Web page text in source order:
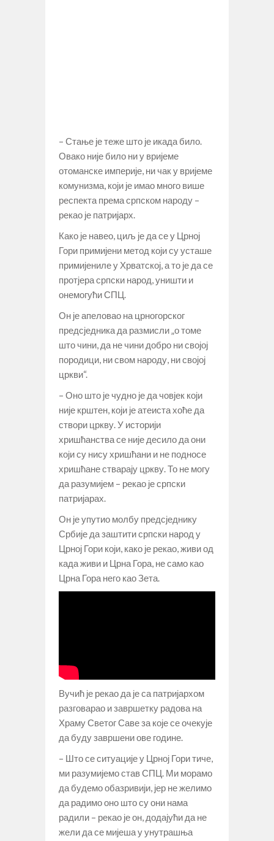
– Стање је теже што је икада било.
Овако није било ни у вријеме
отоманске империје, ни чак у вријеме
комунизма, који је имао много више
респекта према српском народу –
рекао је патријарх.
Како је навео, циљ је да се у Црној
Гори примијени метод који су усташе
примијениле у Хрватској, а то је да се
протјера српски народ, уништи и
онемогући СПЦ.
Он је апеловао на црногорског
предсједника да размисли „о томе
што чини, да не чини добро ни својој
породици, ни свом народу, ни својој
цркви“.
– Оно што је чудно је да човјек који
није крштен, који је атеиста хоће да
створи цркву. У историји
хришћанства се није десило да они
који су нису хришћани и не подносе
хришћане стварају цркву. То не могу
да разумијем – рекао је српски
патријарах.
Он је упутио молбу предсједнику
Србије да заштити српски народ у
Црној Гори који, како је рекао, живи од
када живи и Црна Гора, не само као
Црна Гора него као Зета.
Вучић је рекао да је са патријархом
разговарао и завршетку радова на
Храму Светог Саве за које се очекује
да буду завршени ове године.
– Што се ситуације у Црној Гори тиче,
ми разумијемо став СПЦ. Ми морамо
да будемо обазривији, јер не желимо
да радимо оно што су они нама
радили – рекао је он, додајући да не
жели да се мијеша у унутрашња